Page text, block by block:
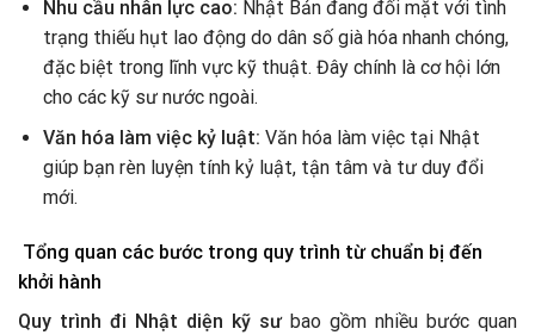
Nhu cầu nhân lực cao: Nhật Bản đang đối mặt với tình
trạng thiếu hụt lao động do dân số già hóa nhanh chóng,
đặc biệt trong lĩnh vực kỹ thuật. Đây chính là cơ hội lớn
cho các kỹ sư nước ngoài.
Văn hóa làm việc kỷ luật: Văn hóa làm việc tại Nhật
giúp bạn rèn luyện tính kỷ luật, tận tâm và tư duy đổi
mới.
Tổng quan các bước trong quy trình từ chuẩn bị đến
khởi hành
Quy trình đi Nhật diện kỹ sưbao gồm nhiều bước quan